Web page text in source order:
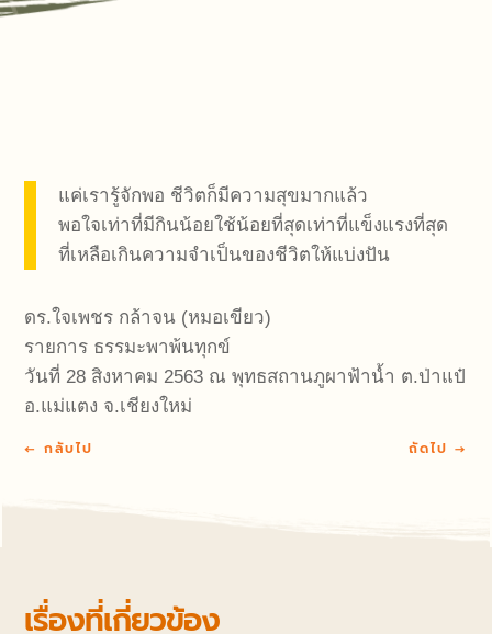
แค่เรารู้จักพอ ชีวิตก็มีความสุขมากแล้ว
พอใจเท่าที่มีกินน้อยใช้น้อยที่สุดเท่าที่แข็งแรงที่สุด
ที่เหลือเกินความจำเป็นของชีวิตให้แบ่งปัน
ดร.ใจเพชร กล้าจน (หมอเขียว)
รายการ ธรรมะพาพ้นทุกข์
วันที่ 28 สิงหาคม 2563 ณ พุทธสถานภูผาฟ้าน้ำ ต.ป่าแป๋
อ.แม่แตง จ.เชียงใหม่
←กลับไป ถัดไป →
เรื่องที่เกี่ยวข้อง